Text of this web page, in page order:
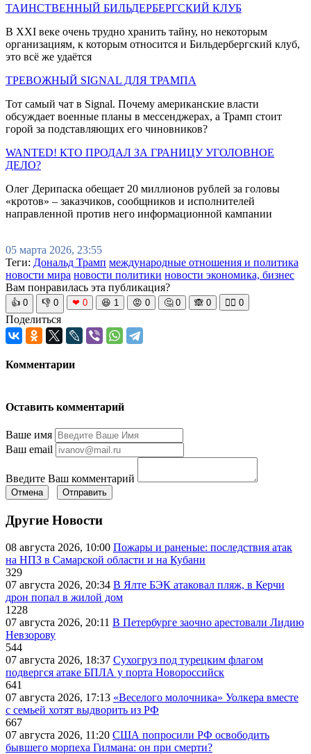
ТАИНСТВЕННЫЙ БИЛЬДЕРБЕРГСКИЙ КЛУБ
В XXI веке очень трудно хранить тайну, но некоторым
организациям, к которым относится и Бильдербергский клуб,
это всё же удаётся
ТРЕВОЖНЫЙ SIGNAL ДЛЯ ТРАМПА
Тот самый чат в Signal. Почему американские власти
обсуждает военные планы в мессенджерах, а Трамп стоит
горой за подставляющих его чиновников?
WANTED! КТО ПРОДАЛ ЗА ГРАНИЦУ УГОЛОВНОЕ
ДЕЛО?
Олег Дерипаска обещает 20 миллионов рублей за головы
«кротов» – заказчиков, сообщников и исполнителей
направленной против него информационной кампании
05 марта 2026, 23:55
Теги: Дональд Трамп международные отношения и политика
новости мира новости политики новости экономика, бизнес
Вам понравилась эта публикация?
👍 0 👎 0 ❤ 0 😆 1 😡 0 🤔 0 🙈 0 🧘‍♀️ 0
Поделиться
Комментарии
Оставить комментарий
Ваше имя
Ваш email
Введите Ваш комментарий
Отмена Отправить
Другие Новости
08 августа 2026, 10:00 Пожары и раненые: последствия атак
на НПЗ в Самарской области и на Кубани
329
07 августа 2026, 20:34 В Ялте БЭК атаковал пляж, в Керчи
дрон попал в жилой дом
1228
07 августа 2026, 20:11 В Петербурге заочно арестовали Лидию
Невзорову
544
07 августа 2026, 18:37 Сухогруз под турецким флагом
подвергся атаке БПЛА у порта Новороссийск
641
07 августа 2026, 17:13 «Веселого молочника» Уолкера вместе
с семьей хотят выдворить из РФ
667
07 августа 2026, 11:20 США попросили РФ освободить
бывшего морпеха Гилмана: он при смерти?